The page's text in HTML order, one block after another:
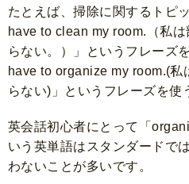
たとえば、掃除に関するトピ
have to clean my room.（私
らない。）」というフレーズ
have to organize my room.(私
らない)」というフレーズを使
英会話初心者にとって「
いう英単語はスタンダードで
わないことが多いです。